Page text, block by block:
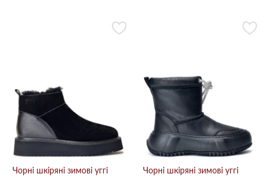
Чорні шкіряні зимові уггі Чорні шкіряні зимові уггі